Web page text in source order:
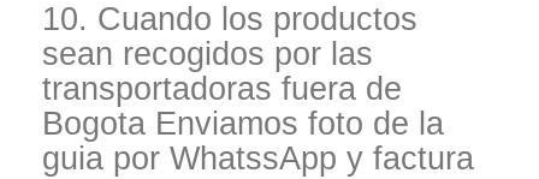
10. Cuando los productos
sean recogidos por las
transportadoras fuera de
Bogota Enviamos foto de la
guia por WhatssApp y factura